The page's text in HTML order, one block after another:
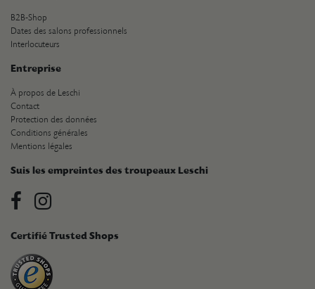
B2B-Shop
Dates des salons professionnels
Interlocuteurs
Entreprise
À propos de Leschi
Contact
Protection des données
Conditions générales
Mentions légales
Suis les empreintes des troupeaux Leschi
Certifié Trusted Shops